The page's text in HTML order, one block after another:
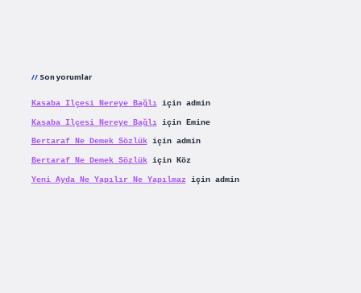
Son yorumlar
Kasaba Ilçesi Nereye Bağlıiçin admin
Kasaba Ilçesi Nereye Bağlıiçin Emine
Bertaraf Ne Demek Sözlükiçin admin
Bertaraf Ne Demek Sözlükiçin Köz
Yeni Ayda Ne Yapılır Ne Yapılmaziçin admin